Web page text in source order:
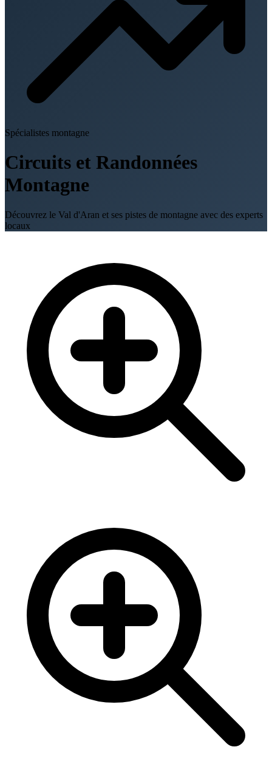
Spécialistes montagne
Circuits et Randonnées
Montagne
Découvrez le Val d'Aran et ses pistes de montagne avec des experts
locaux